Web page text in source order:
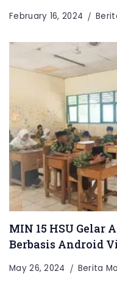
February 16, 2024
MIN 15 HSU Gelar
Berbasis Android
May 26, 2024 Berita